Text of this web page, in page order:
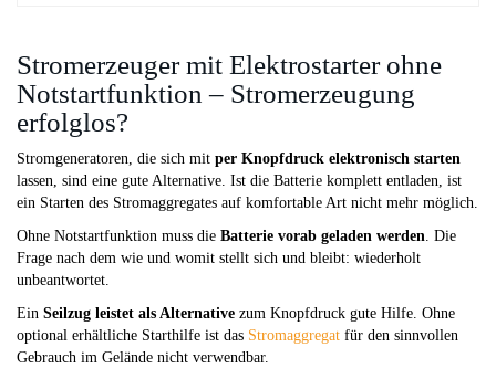
Stromerzeuger mit Elektrostarter ohne
Notstartfunktion – Stromerzeugung
erfolglos?
Stromgeneratoren, die sich mit per Knopfdruck elektronisch starten
lassen, sind eine gute Alternative. Ist die Batterie komplett entladen, ist
ein Starten des Stromaggregates auf komfortable Art nicht mehr möglich.
Ohne Notstartfunktion muss die Batterie vorab geladen werden. Die
Frage nach dem wie und womit stellt sich und bleibt: wiederholt
unbeantwortet.
Ein Seilzug leistet als Alternative zum Knopfdruck gute Hilfe. Ohne
optional erhältliche Starthilfe ist das Stromaggregat für den sinnvollen
Gebrauch im Gelände nicht verwendbar.